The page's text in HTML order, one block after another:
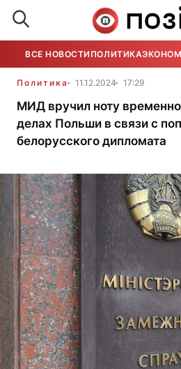
ВСЕ НОВОСТИ ПОЛИТИКА
Политика 11.12.2024 17:29
МИД вручил ноту
делах Польши в связи с
белорусского дипломата